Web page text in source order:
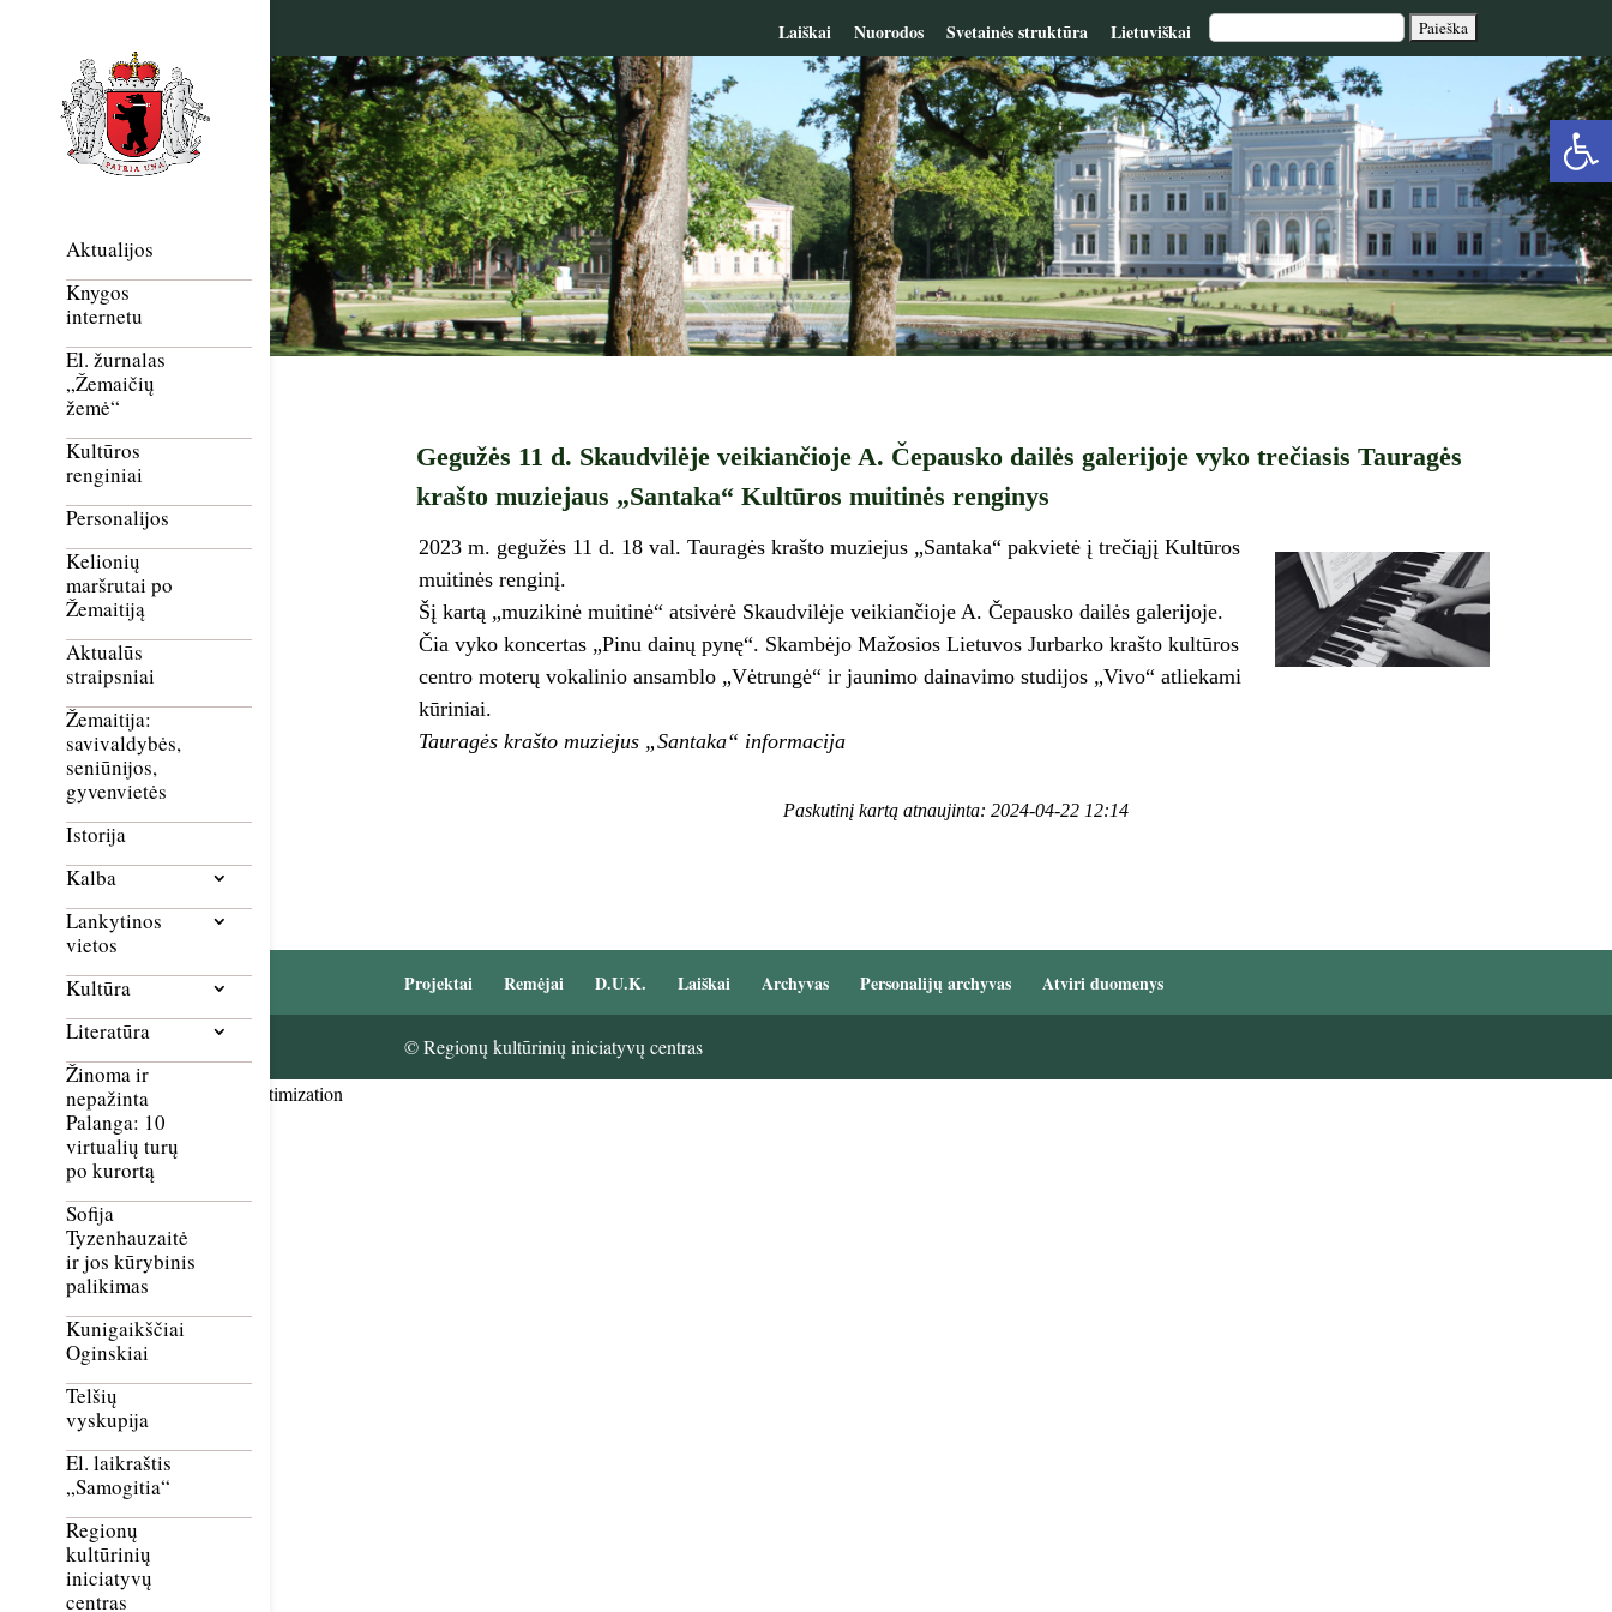
Laiškai Nuorodos Svetainės struktūra Lietuviškai
Aktualijos
Knygos
internetu
El. žurnalas
„Žemaičių
žemė“
Kultūros
renginiai
Personalijos
Kelionių
maršrutai po
Žemaitiją
Aktualūs
straipsniai
Žemaitija:
savivaldybės,
seniūnijos,
gyvenvietės
Istorija
Kalba
Lankytinos
vietos
Kultūra
Literatūra
Žinoma ir
nepažinta
Palanga: 10
virtualių turų
po kurortą
Sofija
Tyzenhauzaitė
ir jos kūrybinis
palikimas
Kunigaikščiai
Oginskiai
Telšių
vyskupija
El. laikraštis
„Samogitia“
Regionų
kultūrinių
iniciatyvų
centras
Gegužės 11 d. Skaudvilėje veikiančioje A. Čepausko dailės galerijoje vyko trečiasis Tauragės
krašto muziejaus „Santaka“ Kultūros muitinės renginys
2023 m. gegužės 11 d. 18 val. Tauragės krašto muziejus „Santaka“ pakvietė į trečiąjį Kultūros
muitinės renginį.
Šį kartą „muzikinė muitinė“ atsivėrė Skaudvilėje veikiančioje A. Čepausko dailės galerijoje.
Čia vyko koncertas „Pinu dainų pynę“. Skambėjo Mažosios Lietuvos Jurbarko krašto kultūros
centro moterų vokalinio ansamblo „Vėtrungė“ ir jaunimo dainavimo studijos „Vivo“ atliekami
kūriniai.
Tauragės krašto muziejus „Santaka“ informacija
Paskutinį kartą atnaujinta: 2024-04-22 12:14
Projektai Remėjai D.U.K. Laiškai Archyvas Personalijų archyvas Atviri duomenys
© Regionų kultūrinių iniciatyvų centras
Smush Image Compression and Optimization